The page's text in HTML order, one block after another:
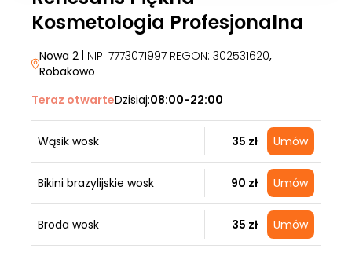
Kosmetologia Profesjonalna
Nowa 2| NIP: 7773071997 REGON: 302531620,
Robakowo
Teraz otwarteDzisiaj:08:00-22:00
Wąsik wosk 35 zł Umów
Bikini brazylijskie wosk 90 zł Umów
Broda wosk 35 zł Umów